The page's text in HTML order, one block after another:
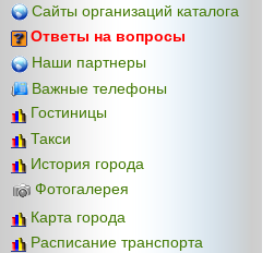
Сайты организаций каталога
Ответы на вопросы
Наши партнеры
Важные телефоны
Гостиницы
Такси
История города
Фотогалерея
Карта города
Расписание транспорта